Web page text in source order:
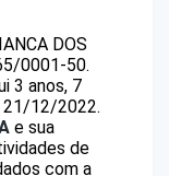
DOS
0001-50.
3 anos, 7
21/12/2022.
e sua
de
com a